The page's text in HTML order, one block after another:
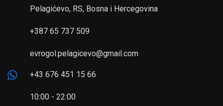
Pelagićevo, RS, Bosna i Hercegovina
+387 65 737 509
evrogol.pelagicevo@gmail.com
+43 676 451 15 66
10:00 - 22:00